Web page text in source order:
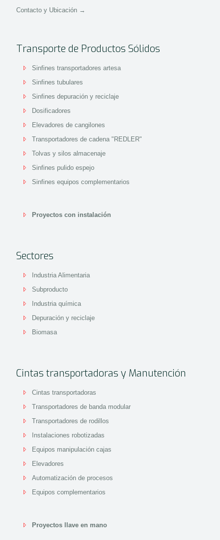
Contacto y Ubicación →
Transporte de Productos Sólidos
Sinfines transportadores artesa
Sinfines tubulares
Sinfines depuración y reciclaje
Dosificadores
Elevadores de cangilones
Transportadores de cadena "REDLER"
Tolvas y silos almacenaje
Sinfines pulido espejo
Sinfines equipos complementarios
Proyectos con instalación
Sectores
Industria Alimentaria
Subproducto
Industria química
Depuración y reciclaje
Biomasa
Cintas transportadoras y Manutención
Cintas transportadoras
Transportadores de banda modular
Transportadores de rodillos
Instalaciones robotizadas
Equipos manipulación cajas
Elevadores
Automatización de procesos
Equipos complementarios
Proyectos llave en mano